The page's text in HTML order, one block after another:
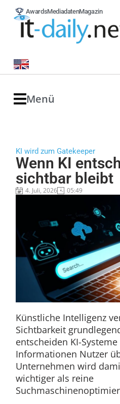
AwardsMediadatenMagazin
Menü
KI wird zum Gatekeeper
Wenn KI
sichtbar bleibt
4. Juli, 2026 05:49
Künstliche Intelligenz
Sichtbarkeit
entscheiden KI-
Informationen Nutzer
Unternehmen wird
wichtiger als reine